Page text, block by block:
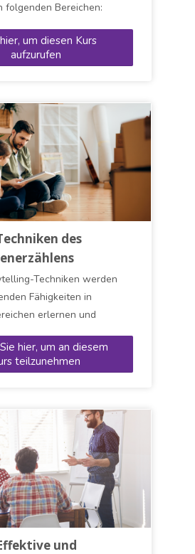
folgenden Bereichen:
Pausen
um diesen Kurs
aufzurufen
des
Techniken werden
Fähigkeiten in
erlernen und
dem Publikum
Kommunikation,
hier, um an diesem
teilzunehmen
und